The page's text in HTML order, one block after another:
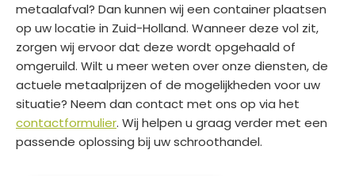
metaalafval? Dan kunnen wij een container plaatsen
op uw locatie in Zuid-Holland. Wanneer deze vol zit,
zorgen wij ervoor dat deze wordt opgehaald of
omgeruild. Wilt u meer weten over onze diensten, de
actuele metaalprijzen of de mogelijkheden voor uw
situatie? Neem dan contact met ons op via het
contactformulier. Wij helpen u graag verder met een
passende oplossing bij uw schroothandel.